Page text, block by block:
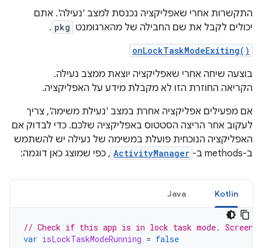
התקשרות אחרי שאפליקציה נכנסת למצב 'נעילה'. אתם
יכולים לקבל את שם החבילה של מהארגומנט pkg
.
onLockTaskModeExiting()
בוצעה שיחה אחרי שאפליקציה יוצאת ממצב נעילה.
הקריאה החוזרת הזו לא מקבלת מידע על האפליקציה.
אם מפעילים אפליקציה אחרת במצב 'נעילת משימה', צריך
לעקוב אחר הריצה הסטטוס באפליקציה שלכם. כדי לבדוק אם
האפליקציה הנוכחית פועלת במשימה של נעילה יש להשתמש
ב-methods ב-
ActivityManager , כפי שמוצג כאן דוגמה:
Kotlin
Java
// Check if this app is in lock task mode. Screen
var isLockTaskModeRunning = false